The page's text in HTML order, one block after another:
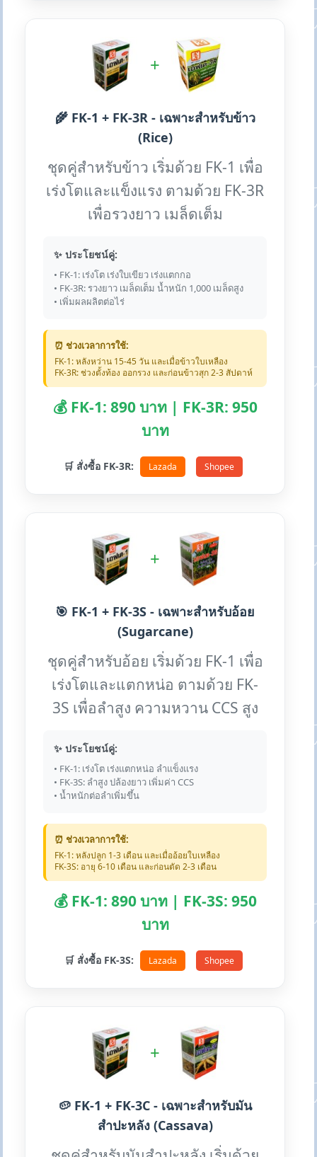
+
🌾 FK-1 + FK-3R - เฉพาะสำหรับข้าว
(Rice)
ชุดคู่สำหรับข้าว เริ่มด้วย FK-1 เพื่อ
เร่งโตและแข็งแรง ตามด้วย FK-3R
เพื่อรวงยาว เมล็ดเต็ม
✨ ประโยชน์คู่:
• FK-1: เร่งโต เร่งใบเขียว เร่งแตกกอ
• FK-3R: รวงยาว เมล็ดเต็ม น้ำหนัก 1,000 เมล็ดสูง
• เพิ่มผลผลิตต่อไร่
⏰ ช่วงเวลาการใช้:
FK-1: หลังหว่าน 15-45 วัน และเมื่อข้าวใบเหลือง
FK-3R: ช่วงตั้งท้อง ออกรวง และก่อนข้าวสุก 2-3 สัปดาห์
💰 FK-1: 890 บาท | FK-3R: 950
บาท
🛒 สั่งซื้อ FK-3R: Lazada Shopee
+
🎯 FK-1 + FK-3S - เฉพาะสำหรับอ้อย
(Sugarcane)
ชุดคู่สำหรับอ้อย เริ่มด้วย FK-1 เพื่อ
เร่งโตและแตกหน่อ ตามด้วย FK-
3S เพื่อลำสูง ความหวาน CCS สูง
✨ ประโยชน์คู่:
• FK-1: เร่งโต เร่งแตกหน่อ ลำแข็งแรง
• FK-3S: ลำสูง ปล้องยาว เพิ่มค่า CCS
• น้ำหนักต่อลำเพิ่มขึ้น
⏰ ช่วงเวลาการใช้:
FK-1: หลังปลูก 1-3 เดือน และเมื่ออ้อยใบเหลือง
FK-3S: อายุ 6-10 เดือน และก่อนตัด 2-3 เดือน
💰 FK-1: 890 บาท | FK-3S: 950
บาท
🛒 สั่งซื้อ FK-3S: Lazada Shopee
+
🥔 FK-1 + FK-3C - เฉพาะสำหรับมัน
สำปะหลัง (Cassava)